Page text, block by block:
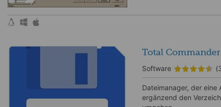
Total Commander
Software
Dateimanager, der
ergänzend den